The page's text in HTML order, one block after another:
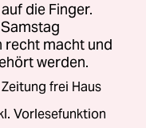
die Finger.
recht macht und
werden.
frei Haus
Vorlesefunktion